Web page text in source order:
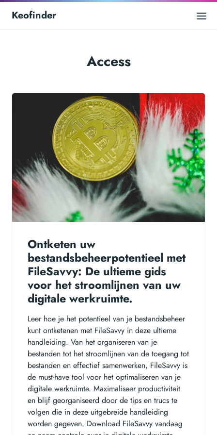
Keofinder
Access
Ontketen uw
bestandsbeheerpotentieel met
FileSavvy: De ultieme gids
voor het stroomlijnen van uw
digitale werkruimte.
Leer hoe je het potentieel van je bestandsbeheer
kunt ontketenen met FileSavvy in deze ultieme
handleiding. Van het organiseren van je
bestanden tot het stroomlijnen van de toegang tot
bestanden en effectief samenwerken, FileSavvy is
de must-have tool voor het optimaliseren van je
digitale werkruimte. Maximaliseer productiviteit
en blijf georganiseerd door de tips en trucs te
volgen die in deze uitgebreide handleiding
worden gegeven. Download FileSavvy vandaag